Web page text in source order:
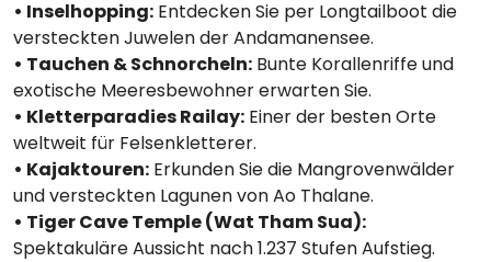
• Inselhopping: Entdecken Sie per Longtailboot die
versteckten Juwelen der Andamanensee.
• Tauchen & Schnorcheln: Bunte Korallenriffe und
exotische Meeresbewohner erwarten Sie.
• Kletterparadies Railay: Einer der besten Orte
weltweit für Felsenkletterer.
• Kajaktouren: Erkunden Sie die Mangrovenwälder
und versteckten Lagunen von Ao Thalane.
• Tiger Cave Temple (Wat Tham Sua):
Spektakuläre Aussicht nach 1.237 Stufen Aufstieg.